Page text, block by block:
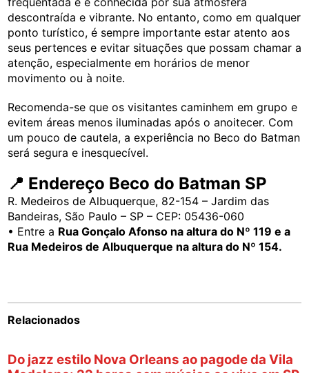
descontraída e vibrante. No entanto, como em qualquer
ponto turístico, é sempre importante estar atento aos
seus pertences e evitar situações que possam chamar a
atenção, especialmente em horários de menor
movimento ou à noite.
Recomenda-se que os visitantes caminhem em grupo e
evitem áreas menos iluminadas após o anoitecer. Com
um pouco de cautela, a experiência no Beco do Batman
será segura e inesquecível.
📍 Endereço Beco do Batman SP
R. Medeiros de Albuquerque, 82-154 – Jardim das
Bandeiras, São Paulo – SP – CEP: 05436-060
• Entre a Rua Gonçalo Afonso na altura do Nº 119 e a
Rua Medeiros de Albuquerque na altura do Nº 154.
Relacionados
Do jazz estilo Nova Orleans ao pagode da Vila